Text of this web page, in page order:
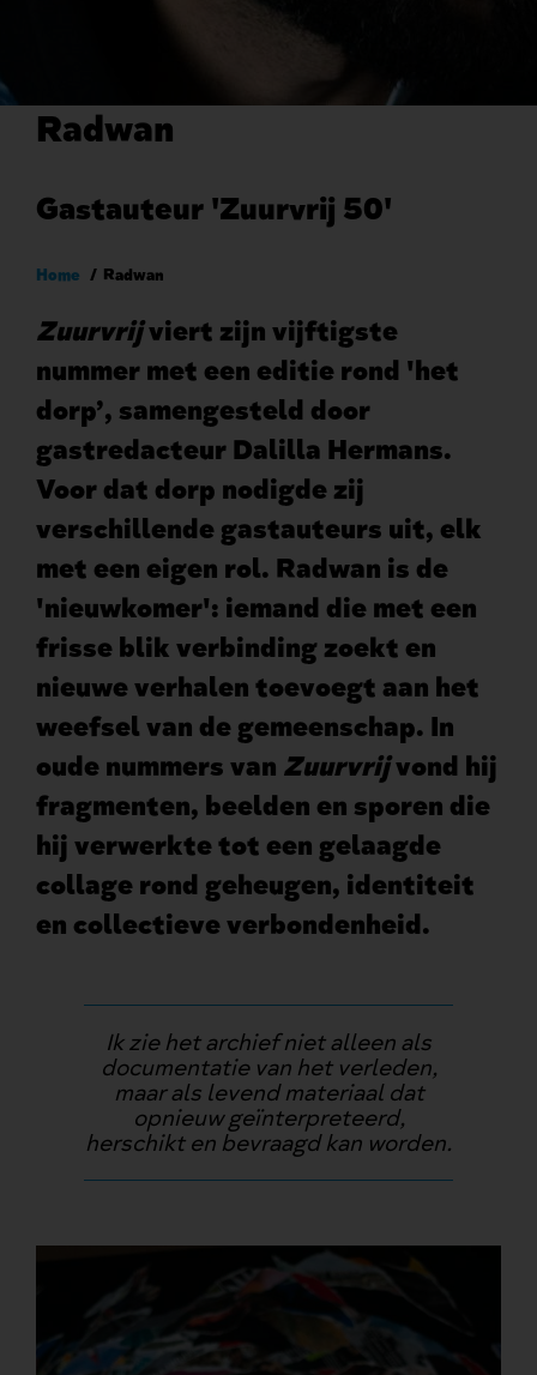
Radwan
Gastauteur 'Zuurvrij 50'
Kruimelpad
Home Radwan
Zuurvrijviert zijn vijftigste
nummer met een editie rond 'het
dorp’, samengesteld door
gastredacteur Dalilla Hermans.
Voor dat dorp nodigde zij
verschillende gastauteurs uit, elk
met een eigen rol. Radwan is de
'nieuwkomer': iemand die met een
frisse blik verbinding zoekt en
nieuwe verhalen toevoegt aan het
weefsel van de gemeenschap. In
oude nummers van Zuurvrijvond hij
fragmenten, beelden en sporen die
hij verwerkte tot een gelaagde
collage rond geheugen, identiteit
en collectieve verbondenheid.
Ik zie het archief niet alleen als
documentatie van het verleden,
maar als levend materiaal dat
opnieuw geïnterpreteerd,
herschikt en bevraagd kan worden.